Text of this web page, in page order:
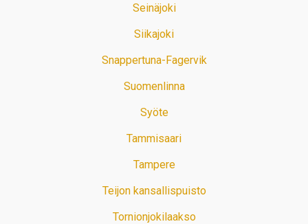
Seinäjoki
Siikajoki
Snappertuna-Fagervik
Suomenlinna
Syöte
Tammisaari
Tampere
Teijon kansallispuisto
Tornionjokilaakso